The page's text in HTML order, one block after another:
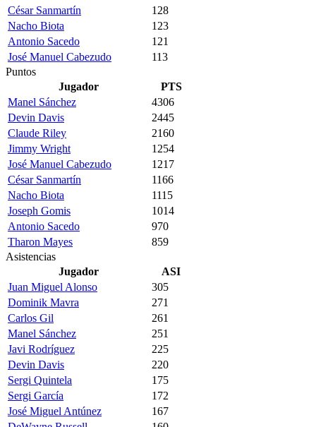
César Sanmartín
128
Nacho Biota
123
Antonio Sacedo
121
José Manuel Cabezudo
113
Puntos
Jugador
PTS
Manel Sánchez
4306
Devin Davis
2445
Claude Riley
2160
Jimmy Wright
1254
José Manuel Cabezudo
1217
César Sanmartín
1166
Nacho Biota
1115
Joseph Gomis
1014
Antonio Sacedo
970
Tharon Mayes
859
Asistencias
Jugador
ASI
Juan Miguel Alonso
305
Dominik Mavra
271
Carlos Gil
261
Manel Sánchez
251
Javi Rodríguez
225
Devin Davis
220
Sergi Quintela
175
Sergi García
172
José Miguel Antúnez
167